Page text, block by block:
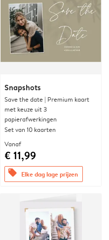
Snapshots
Save the date | Premium kaart
met keuze uit 3
papierafwerkingen
Set van 10 kaarten
Vanaf
€ 11,99
offers Elke dag lage prijzen